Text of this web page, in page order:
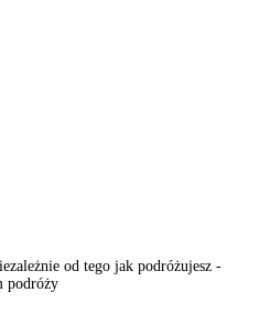
od tego jak podróżujesz -
podróży